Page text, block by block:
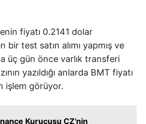
fiyatı 0.2141 dolar
bir test satın alımı yapmış ve
üç gün önce varlık transferi
yazıldığı anlarda BMT fiyatı
işlem görüyor.
Kurucusu CZ'nin